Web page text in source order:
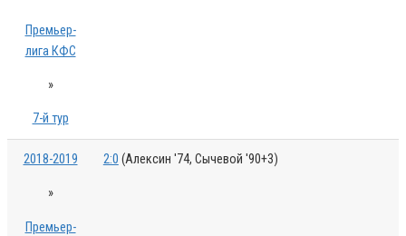
Премьер-
лига КФС
»
7-й тур
2018-2019
»
Премьер-
2:0 (Алексин '74, Сычевой '90+3)